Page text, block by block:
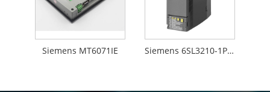
Siemens MT6071IE Siemens 6SL3210-1PE14-3UL1